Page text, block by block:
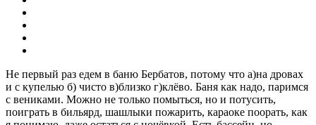
Не первый раз едем в баню Бербатов, потому что а)на дровах
и с купелью б) чисто в)близко г)клёво. Баня как надо, паримся
с вениками. Можно не только помыться, но и потусить,
поиграть в бильярд, шашлыки пожарить, караоке поорать, как